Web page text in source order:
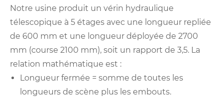
Notre usine produit un vérin hydraulique
télescopique à 5 étages avec une longueur repliée
de 600 mm et une longueur déployée de 2700
mm (course 2100 mm), soit un rapport de 3,5. La
relation mathématique est :
Longueur fermée = somme de toutes les
longueurs de scène plus les embouts.